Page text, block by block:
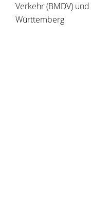
Verkehr (BMDV) und
Württemberg